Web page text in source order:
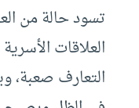
تسود حالة من
العلاقات
التعارف صعبة،